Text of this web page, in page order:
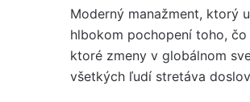
Moderný manažment, ktorý
hlbokom pochopení toho,
ktoré zmeny v globálnom
všetkých ľudí stretáva